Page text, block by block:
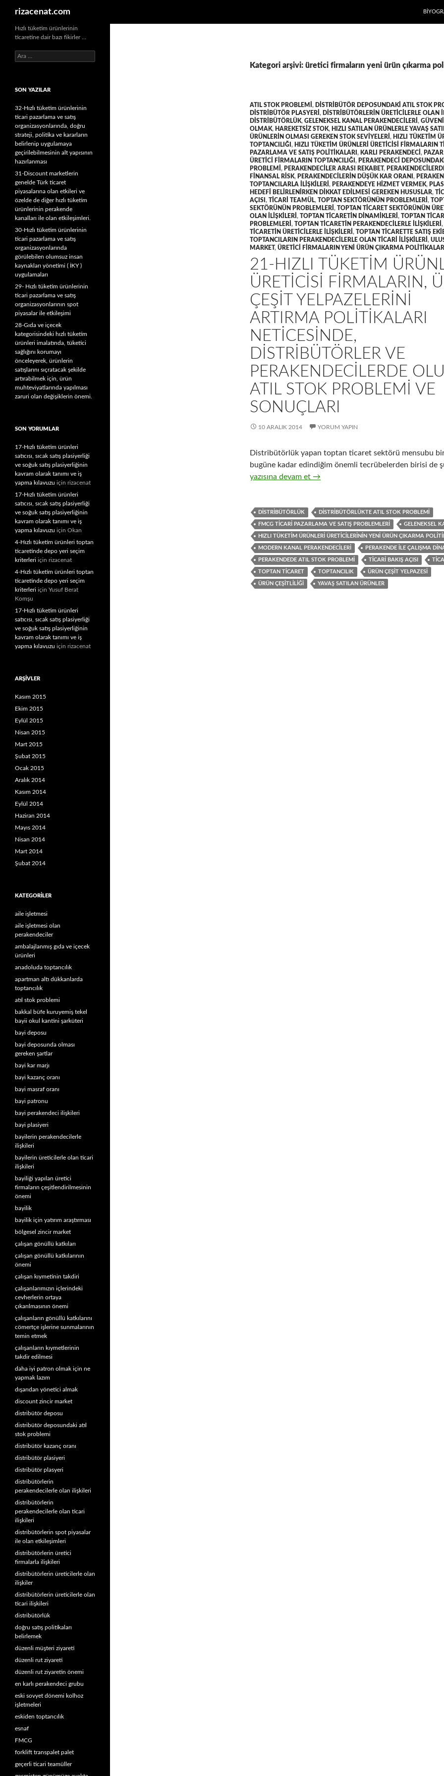
rizacenat.com
Kategori arşivi: üretici firmaların yeni ürün çıkarma
ATIL STOK PROBLEMI , DISTRIBÜTÖR DEPOSUNDAKI ATIL STOK
DISTRIBÜTÖR PLASYERI , DISTRIBÜTÖRLERIN ÜRETICILERLE OLAN
DISTRIBÜTÖRLÜK, GELENEKSEL KANAL PERAKENDECILERI ,
OLMAK, HAREKETSIZ STOK, HIZLI SATILAN ÜRÜNLERLE YAVAŞ
ÜRÜNLERIN OLMASI GEREKEN STOK SEVIYELERI , HIZLI TÜKETIM
TOPTANCILIĞI , HIZLI TÜKETIM ÜRÜNLERI ÜRETICISI FIRMALARIN
PAZARLAMA VE SATIŞ POLITIKALARI , KARLI PERAKENDECI ,
ÜRETICI FIRMALARIN TOPTANCILIĞI , PERAKENDECI
PROBLEMI , PERAKENDECILER ARASI REKABET,
FINANSAL RISK, PERAKENDECILERIN DÜŞÜK KAR ORANI ,
TOPTANCILARLA ILIŞKILERI , PERAKENDEYE HIZMET VERMEK,
HEDEFI BELIRLENIRKEN DIKKAT EDILMESI GEREKEN HUSUSLAR,
AÇISI , TICARI TEAMÜL, TOPTAN SEKTÖRÜNÜN PROBLEMLERI ,
SEKTÖRÜNÜN PROBLEMLERI , TOPTAN TICARET SEKTÖRÜNÜN
OLAN ILIŞKILERI , TOPTAN TICARETIN DINAMIKLERI , TOPTAN
PROBLEMLERI , TOPTAN TICARETIN PERAKENDECILERLE ILIŞKILERI ,
TICARETIN ÜRETICILERLE ILIŞKILERI , TOPTAN TICARETTE SATIŞ
TOPTANCILARIN PERAKENDECILERLE OLAN TICARI ILIŞKILERI ,
MARKET, ÜRETICI FIRMALARIN YENI ÜRÜN ÇIKARMA POLITIKALARI
21-HIZLI TÜKETIM
ÜRETICISI FIRMALARIN,
ÇEŞIT YELPAZELERINI
ARTIRMA POLITIKALARI
NETICESINDE,
DISTRIBÜTÖRLER VE
PERAKENDECILERDE
ATIL STOK PROBLEMI VE
SONUÇLARI
10 ARALIK 2014 YORUM YAPIN
Distribütörlük yapan toptan ticaret sektörü mensubu
bugüne kadar edindiğim önemli tecrübelerden birisi de
21-Hızlı tüketim ürünleri üreticisi firmaların, ürün çeşit
yazısına devam et →
DISTRIBÜTÖRLÜK DISTRIBÜTÖRLÜKTE ATIL STOK PROBLEMI
FMCG TICARI PAZARLAMA VE SATIŞ PROBLEMLERI GELENEKSEL
HIZLI TÜKETIM ÜRÜNLERI ÜRETICILERININ YENI ÜRÜN ÇIKARMA
MODERN KANAL PERAKENDECILERI PERAKENDE ILE ÇALIŞMA
PERAKENDEDE ATIL STOK PROBLEMI TICARI BAKIŞ AÇISI
TOPTAN TICARET TOPTANCILIK ÜRÜN ÇEŞIT YELPAZESI
ÜRÜN ÇEŞITLILIĞI YAVAŞ SATILAN ÜRÜNLER
Hızlı tüketim ürünlerinin
ticaretine dair bazı fikirler …
A
r
a
SON YAZILAR
32-Hızlı tüketim ürünlerinin
ticari pazarlama ve satış
organizasyonlarında, doğru
strateji, politika ve kararların
belirlenip uygulamaya
geçirilebilmesinin alt yapısının
hazırlanması
31-Discount marketlerin
genelde Türk ticaret
piyasalarına olan etkileri ve
özelde de diğer hızlı tüketim
ürünlerinin perakende
kanalları ile olan etkileşimleri.
30-Hızlı tüketim ürünlerinin
ticari pazarlama ve satış
organizasyonlarında
görülebilen olumsuz insan
kaynakları yönetimi ( İKY )
uygulamaları
29- Hızlı tüketim ürünlerinin
ticari pazarlama ve satış
organizasyonlarının spot
piyasalar ile etkileşimi
28-Gıda ve içecek
kategorisindeki hızlı tüketim
ürünleri imalatında, tüketici
sağlığını korumayı
önceleyerek, ürünlerin
satışlarını sıçratacak şekilde
artırabilmek için, ürün
muhteviyatlarında yapılması
zaruri olan değişiklerin önemi.
SON YORUMLAR
17-Hızlı tüketim ürünleri
satıcısı, sıcak satış plasiyerliği
ve soğuk satış plasiyerliğinin
kavram olarak tanımı ve iş
yapma kılavuzu için rizacenat
17-Hızlı tüketim ürünleri
satıcısı, sıcak satış plasiyerliği
ve soğuk satış plasiyerliğinin
kavram olarak tanımı ve iş
yapma kılavuzu için Okan
4-Hızlı tüketim ürünleri toptan
ticaretinde depo yeri seçim
kriterleri için rizacenat
4-Hızlı tüketim ürünleri toptan
ticaretinde depo yeri seçim
kriterleri için Yusuf Berat
Komşu
17-Hızlı tüketim ürünleri
satıcısı, sıcak satış plasiyerliği
ve soğuk satış plasiyerliğinin
kavram olarak tanımı ve iş
yapma kılavuzu için rizacenat
ARŞIVLER
Kasım 2015
Ekim 2015
Eylül 2015
Nisan 2015
Mart 2015
Şubat 2015
Ocak 2015
Aralık 2014
Kasım 2014
Eylül 2014
Haziran 2014
Mayıs 2014
Nisan 2014
Mart 2014
Şubat 2014
KATEGORILER
aile işletmesi
aile işletmesi olan
perakendeciler
ambalajlanmış gıda ve içecek
ürünleri
anadoluda toptancılık
apartman altı dükkanlarda
toptancılık
atıl stok problemi
bakkal büfe kuruyemiş tekel
bayii okul kantini şarküteri
bayi deposu
bayi deposunda olması
gereken şartlar
bayi kar marjı
bayi kazanç oranı
bayi masraf oranı
bayi patronu
bayi perakendeci ilişkileri
bayi plasiyeri
bayilerin perakendecilerle
ilişkileri
bayilerin üreticilerle olan ticari
ilişkileri
bayiliği yapılan üretici
firmaların çeşitlendirilmesinin
önemi
bayilik
bayilik için yatırım araştırması
bölgesel zincir market
çalışan gönüllü katkıları
çalışan gönüllü katkılarının
önemi
çalışan kıymetinin takdiri
çalışanlarımızın içlerindeki
cevherlerin ortaya
çıkarılmasının önemi
çalışanların gönüllü katkılarını
cömertçe işlerine sunmalarının
temin etmek
çalışanların kıymetlerinin
takdir edilmesi
daha iyi patron olmak için ne
yapmak lazım
dışarıdan yönetici almak
discount zincir market
distribütör deposu
distribütör deposundaki atıl
stok problemi
distribütör kazanç oranı
distribütör plasiyeri
distribütör plasyeri
distribütörlerin
perakendecilerle olan ilişkileri
distribütörlerin
perakendecilerle olan ticari
ilişkileri
distribütörlerin spot piyasalar
ile olan etkileşimleri
distribütörlerin üretici
firmalarla ilişkileri
distribütörlerin üreticilerle olan
ilişkiler
distribütörlerin üreticilerle olan
ticari ilişkileri
distribütörlük
doğru satış politikaları
belirlemek
düzenli müşteri ziyareti
düzenli rut ziyareti
düzenli rut ziyaretin önemi
en karlı perakendeci grubu
eski sovyet dönemi kolhoz
işletmeleri
eskiden toptancılık
esnaf
FMCG
forklift transpalet palet
geçerli ticari teamüller